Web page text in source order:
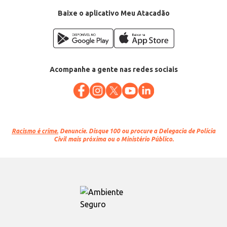
Baixe o aplicativo Meu Atacadão
Acompanhe a gente nas redes sociais
Racismo é crime. Denuncie. Disque 100 ou procure a Delegacia de Polícia
Civil mais próxima ou o Ministério Público.